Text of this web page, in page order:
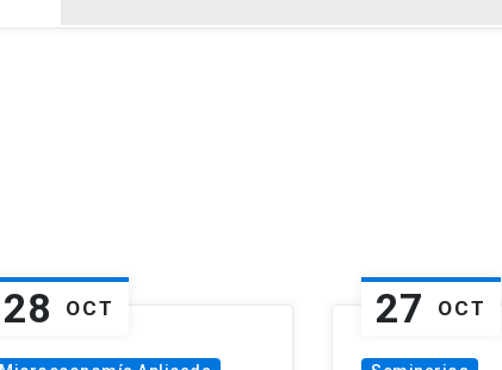
28 OCT 27 OCT